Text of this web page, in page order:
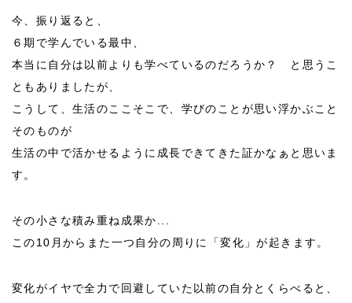
今、振り返ると、
６期で学んでいる最中、
本当に自分は以前よりも学べているのだろうか？ と思うこ
ともありましたが、
こうして、生活のここそこで、学びのことが思い浮かぶこと
そのものが
生活の中で活かせるように成長できてきた証かなぁと思いま
す。
その小さな積み重ね成果か...
この10月からまた一つ自分の周りに「変化」が起きます。
変化がイヤで全力で回避していた以前の自分とくらべると、